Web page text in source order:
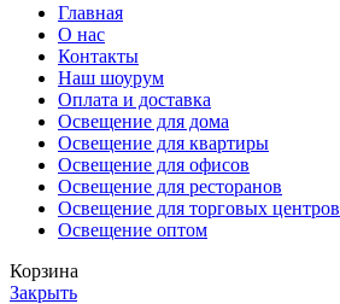
Главная
О нас
Контакты
Наш шоурум
Оплата и доставка
Освещение для дома
Освещение для квартиры
Освещение для офисов
Освещение для ресторанов
Освещение для торговых центров
Освещение оптом
Корзина
Закрыть